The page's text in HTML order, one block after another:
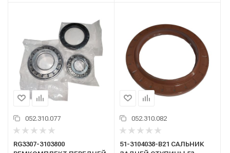
052.310.077
RG3307-3103800
052.310.082
51-3104038-В21 САЛЬНИК